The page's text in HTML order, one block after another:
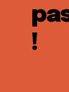
!